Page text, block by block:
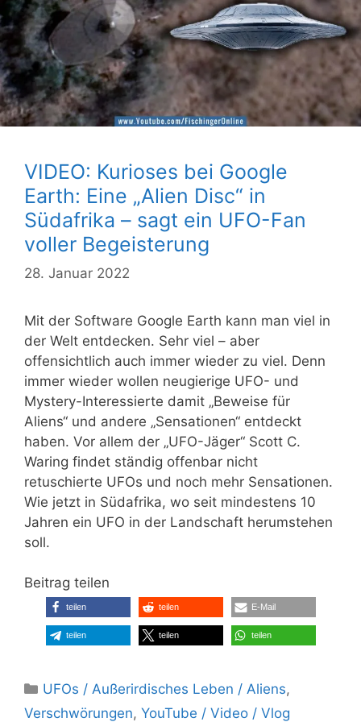
VIDEO: Kurioses bei Google
Earth: Eine „Alien Disc“ in
Südafrika – sagt ein UFO-Fan
voller Begeisterung
28. Januar 2022
Mit der Software Google Earth kann man viel in
der Welt entdecken. Sehr viel – aber
offensichtlich auch immer wieder zu viel. Denn
immer wieder wollen neugierige UFO- und
Mystery-Interessierte damit „Beweise für
Aliens“ und andere „Sensationen“ entdeckt
haben. Vor allem der „UFO-Jäger“ Scott C.
Waring findet ständig offenbar nicht
retuschierte UFOs und noch mehr Sensationen.
Wie jetzt in Südafrika, wo seit mindestens 10
Jahren ein UFO in der Landschaft herumstehen
soll.
Beitrag teilen
teilen teilen E-Mail
teilen teilen teilen
Kategorien
UFOs / Außerirdisches Leben / Aliens,
Verschwörungen, YouTube / Video / Vlog